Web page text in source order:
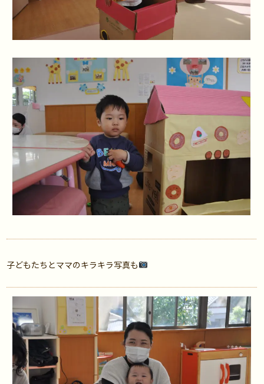
子どもたちとママのキラキラ写真も